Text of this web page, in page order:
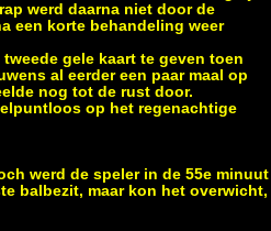
werd daarna niet door de
een korte behandeling weer
gele kaart te geven toen
al eerder een paar maal op
nog tot de rust door.
op het regenachtige
werd de speler in de 55e minuut
balbezit, maar kon het overwicht,